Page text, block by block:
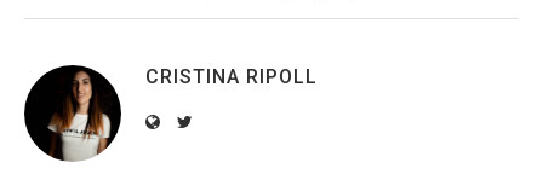
CRISTINA RIPOLL